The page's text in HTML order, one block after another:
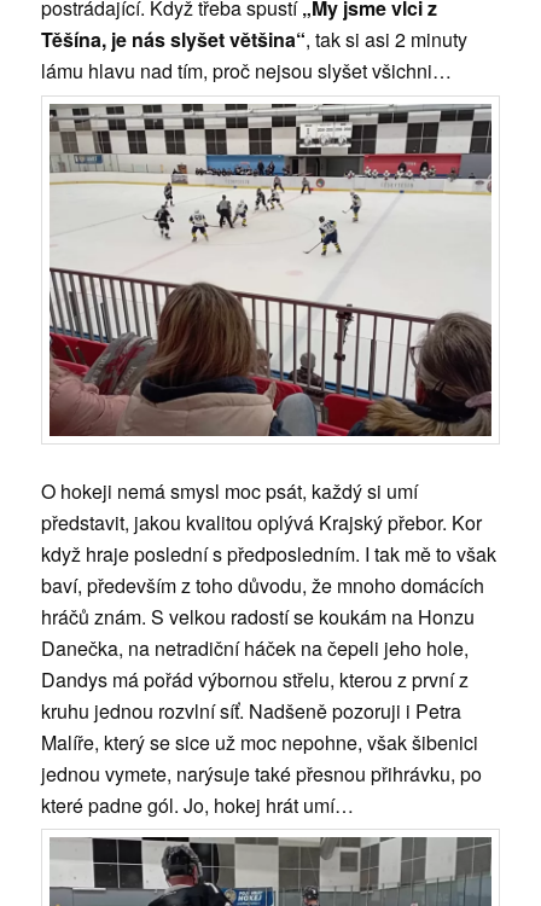
postrádající. Když třeba spustí„My jsme vlci z
Těšína, je nás slyšet většina“, tak si asi 2 minuty
lámu hlavu nad tím, proč nejsou slyšet všichni…
O hokeji nemá smysl moc psát, každý si umí
představit, jakou kvalitou oplývá Krajský přebor. Kor
když hraje poslední s předposledním. I tak mě to však
baví, především z toho důvodu, že mnoho domácích
hráčů znám. S velkou radostí se koukám na Honzu
Danečka, na netradiční háček na čepeli jeho hole,
Dandys má pořád výbornou střelu, kterou z první z
kruhu jednou rozvlní síť. Nadšeně pozoruji i Petra
Malíře, který se sice už moc nepohne, však šibenici
jednou vymete, narýsuje také přesnou přihrávku, po
které padne gól. Jo, hokej hrát umí…